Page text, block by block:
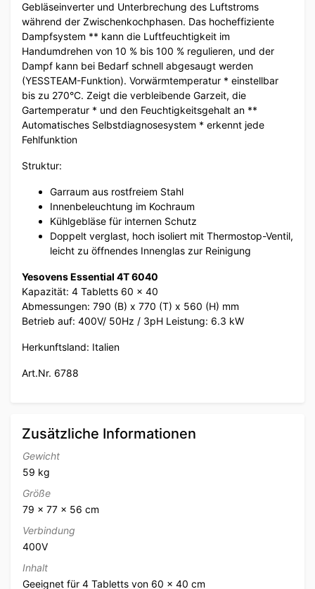
Gebläseinverter und Unterbrechung des Luftstroms
während der Zwischenkochphasen. Das hocheffiziente
Dampfsystem ** kann die Luftfeuchtigkeit im
Handumdrehen von 10 % bis 100 % regulieren, und der
Dampf kann bei Bedarf schnell abgesaugt werden
(YESSTEAM-Funktion). Vorwärmtemperatur * einstellbar
bis zu 270°C. Zeigt die verbleibende Garzeit, die
Gartemperatur * und den Feuchtigkeitsgehalt an **
Automatisches Selbstdiagnosesystem * erkennt jede
Fehlfunktion
Struktur:
Garraum aus rostfreiem Stahl
Innenbeleuchtung im Kochraum
Kühlgebläse für internen Schutz
Doppelt verglast, hoch isoliert mit Thermostop-Ventil,
leicht zu öffnendes Innenglas zur Reinigung
Yesovens Essential 4T 6040
Kapazität: 4 Tabletts 60 x 40
Abmessungen: 790 (B) x 770 (T) x 560 (H) mm
Betrieb auf: 400V/ 50Hz / 3pH Leistung: 6.3 kW
Herkunftsland: Italien
Art.Nr. 6788
Zusätzliche Informationen
Gewicht
59 kg
Größe
79 × 77 × 56 cm
Verbindung
400V
Inhalt
Geeignet für 4 Tabletts von 60 x 40 cm